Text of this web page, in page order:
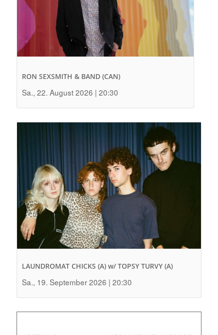
RON SEXSMITH & BAND (CAN)
Sa., 22. August 2026 | 20:30
LAUNDROMAT CHICKS (A) w/ TOPSY TURVY (A)
Sa., 19. September 2026 | 20:30